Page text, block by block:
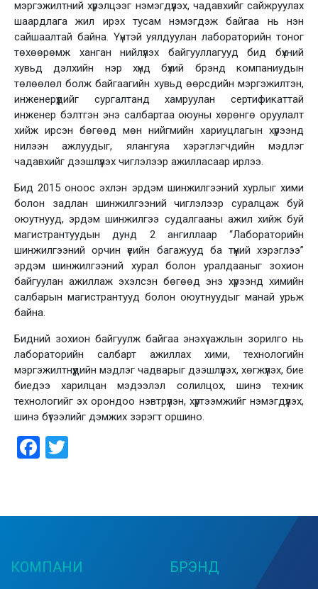
мэргэжилтний хүрэлцээг нэмэгдүүлэх, чадавхийг сайжруулах
шаардлага жил ирэх тусам нэмэгдэж байгаа нь нэн
сайшаалтай байна. Үүнтэй уялдуулан лабораторийн тоног
төхөөрөмж ханган нийлүүлэх байгууллагууд бид бүхний
хувьд дэлхийн нэр хүнд бүхий брэнд компаниудын
төлөөлөл болж байгаагийн хувьд өөрсдийн мэргэжилтэн,
инженерүүдийг сургалтанд хамруулан сертификаттай
инженер бэлтгэн энэ салбартаа оюуны хөрөнгө оруулалт
хийж ирсэн бөгөөд мөн нийгмийн хариуцлагын хүрээнд
нилээн ажлуудыг, ялангуяа хэрэглэгчдийн мэдлэг
чадавхийг дээшлүүлэх чиглэлээр ажилласаар ирлээ.
Бид 2015 оноос эхлэн эрдэм шинжилгээний хурлыг хими
болон задлан шинжилгээний чиглэлээр суралцаж буй
оюутнууд, эрдэм шинжилгээ судалгааны ажил хийж буй
магистрантуудын дунд 2 ангиллаар “Лабораторийн
шинжилгээний орчин үеийн багажууд ба түүний хэрэглээ”
эрдэм шинжилгээний хурал болон уралдааныг зохион
байгуулан ажиллаж эхэлсэн бөгөөд энэ хүрээнд химийн
салбарын магистрантууд болон оюутнуудыг манай урьж
байна.
Бидний зохион байгуулж байгаа энэхүү ажлын зорилго нь
лабораторийн салбарт ажиллах хими, технологийн
мэргэжилтнүүдийн мэдлэг чадварыг дээшлүүлэх, хөгжүүлэх, бие
биедээ харилцан мэдээлэл солилцох, шинэ техник
технологийг эх орондоо нэвтрүүлэн, хүртээмжийг нэмэгдүүлэх,
шинэ бүтээлийг дэмжих зэрэгт оршино.
Facebook
КОМПАНИ БРЭНД